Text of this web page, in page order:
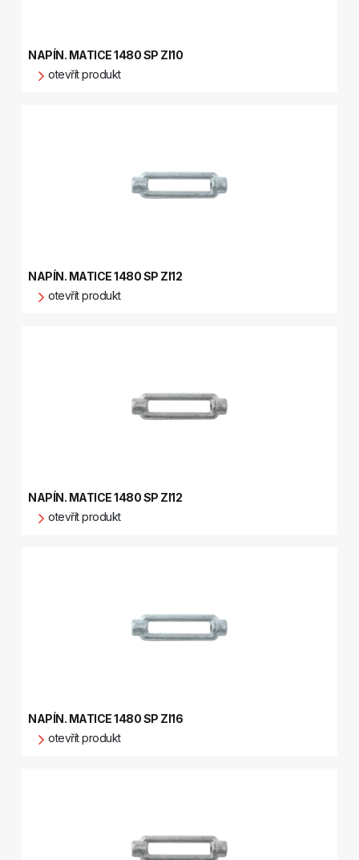
NAPÍN. MATICE 1480 SP ZI10
otevřít produkt
NAPÍN. MATICE 1480 SP ZI12
otevřít produkt
NAPÍN. MATICE 1480 SP ZI12
otevřít produkt
NAPÍN. MATICE 1480 SP ZI16
otevřít produkt